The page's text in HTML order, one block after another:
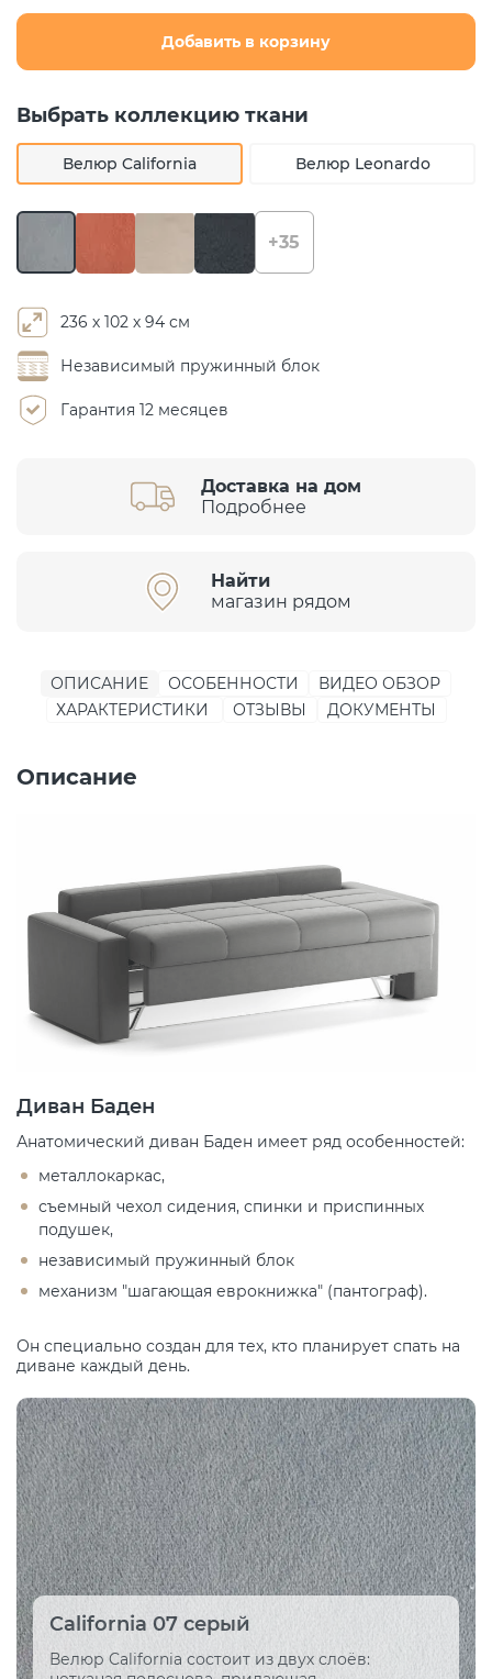
Добавить в корзину
Выбрать коллекцию ткани
Велюр California Велюр Leonardo
+35
236 х 102 х 94 см
Независимый пружинный блок
Гарантия 12 месяцев
Доставка на дом
Подробнее
Найти
магазин рядом
ОПИСАНИЕ ОСОБЕННОСТИ
ВИДЕО ОБЗОР
ХАРАКТЕРИСТИКИ
ОТЗЫВЫ ДОКУМЕНТЫ
Описание
Диван Баден
Анатомический диван Баден имеет ряд особенностей:
металлокаркас,
съемный чехол сидения, спинки и приспинных
подушек,
независимый пружинный блок
механизм "шагающая еврокнижка" (пантограф).
Он специально создан для тех, кто планирует спать на
диване каждый день.
California 07 серый
Велюр California состоит из двух слоёв: